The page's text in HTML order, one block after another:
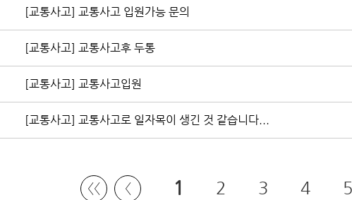
[교통사고] 교통사고 입원가능 문의
[교통사고] 교통사고후 두통
[교통사고] 교통사고입원
[교통사고] 교통사고로 일자목이 생긴 것 같습니다...
〈〈 〈 1 2 3 4 5